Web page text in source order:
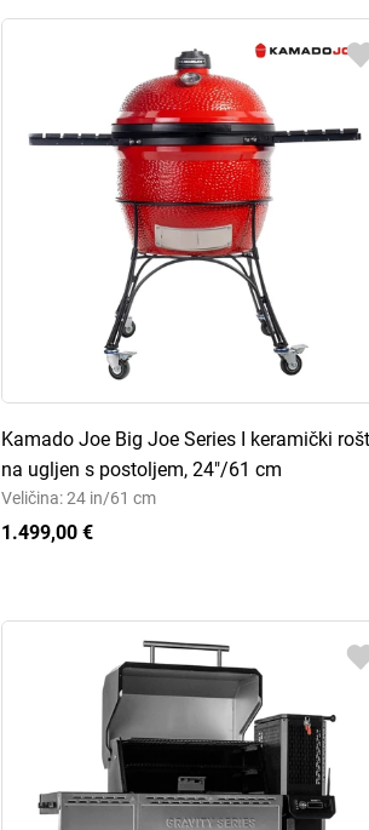
Kamado Joe Big Joe Series I keramički
na ugljen s postoljem, 24"/61 cm
Veličina: 24 in/61 cm
1.499,00 €